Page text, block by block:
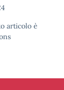
articolo è